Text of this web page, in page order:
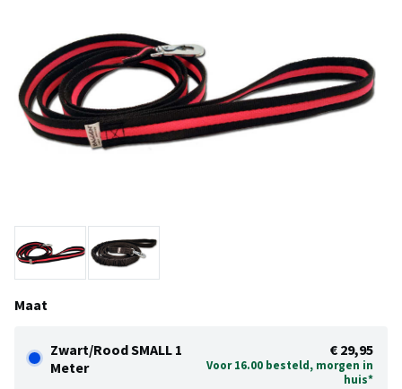
Maat
Zwart/Rood SMALL 1
Meter
€ 29,95
Voor 16.00 besteld, morgen in
huis*